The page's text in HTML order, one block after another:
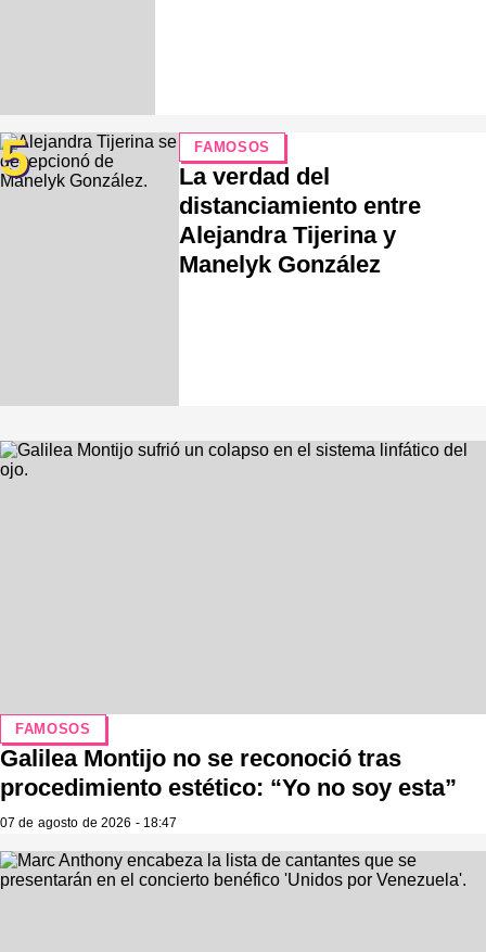
5 FAMOSOS
La verdad del
distanciamiento entre
Alejandra Tijerina y
Manelyk González
FAMOSOS
Galilea Montijo no se reconoció tras
procedimiento estético: “Yo no soy esta”
07 de agosto de 2026 - 18:47